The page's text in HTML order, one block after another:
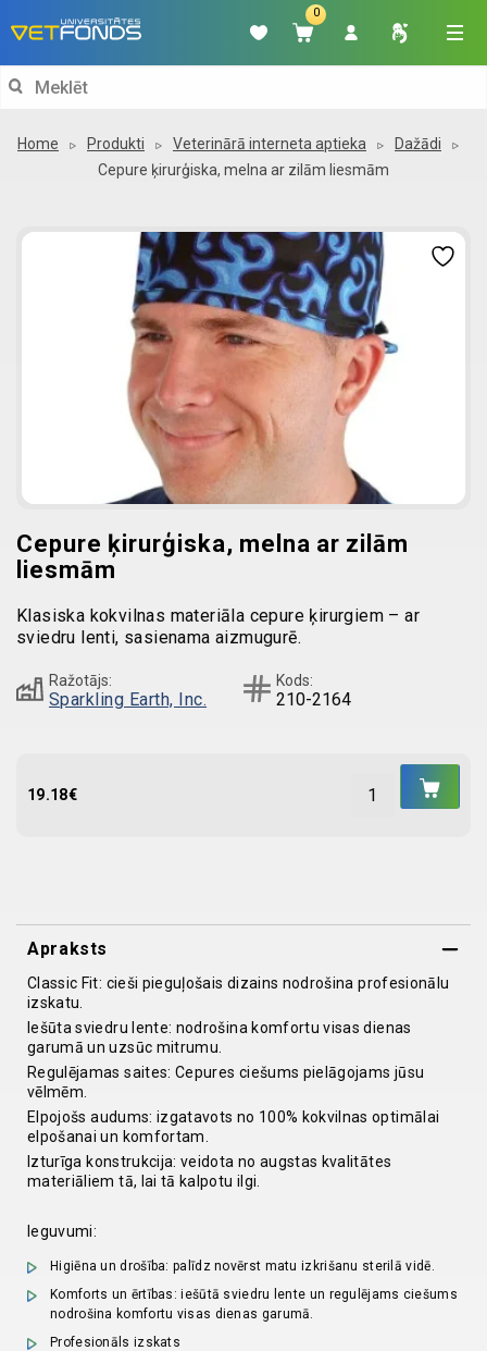
0
Search
Home Produkti Veterinārā interneta aptieka
Dažādi
Cepure ķirurģiska, melna ar zilām liesmām
Cepure ķirurģiska, melna ar zilām
liesmām
Klasiska kokvilnas materiāla cepure ķirurgiem – ar
sviedru lenti, sasienama aizmugurē.
Ražotājs:
Sparkling Earth, Inc.
Kods:
210-2164
19.18€
Apraksts
Classic Fit: cieši pieguļošais dizains nodrošina profesionālu
izskatu.
Iešūta sviedru lente: nodrošina komfortu visas dienas
garumā un uzsūc mitrumu.
Regulējamas saites: Cepures ciešums pielāgojams jūsu
vēlmēm.
Elpojošs audums: izgatavots no 100% kokvilnas optimālai
elpošanai un komfortam.
Izturīga konstrukcija: veidota no augstas kvalitātes
materiāliem tā, lai tā kalpotu ilgi.
Ieguvumi:
Higiēna un drošība: palīdz novērst matu izkrišanu sterilā vidē.
Komforts un ērtības: iešūtā sviedru lente un regulējams ciešums
nodrošina komfortu visas dienas garumā.
Profesionāls izskats